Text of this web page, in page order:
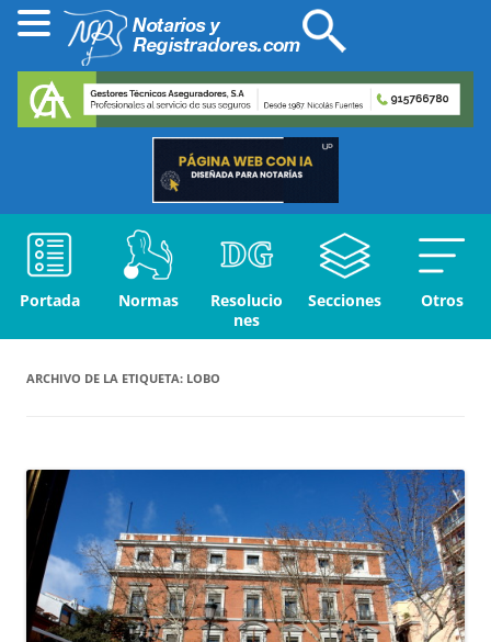
Portada Normas
Resolucio
nes
Secciones Otros
ARCHIVO DE LA ETIQUETA: LOBO